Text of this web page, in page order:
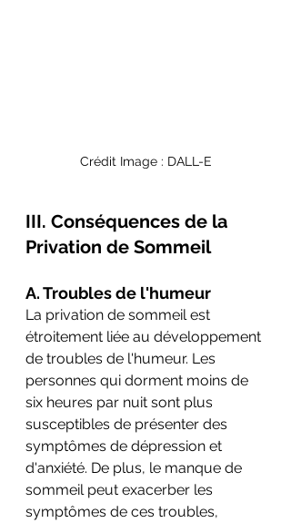
Crédit Image : DALL-E
III. Conséquences de la
Privation de Sommeil
A. Troubles de l'humeur
La privation de sommeil est
étroitement liée au développement
de troubles de l'humeur. Les
personnes qui dorment moins de
six heures par nuit sont plus
susceptibles de présenter des
symptômes de dépression et
d'anxiété. De plus, le manque de
sommeil peut exacerber les
symptômes de ces troubles,